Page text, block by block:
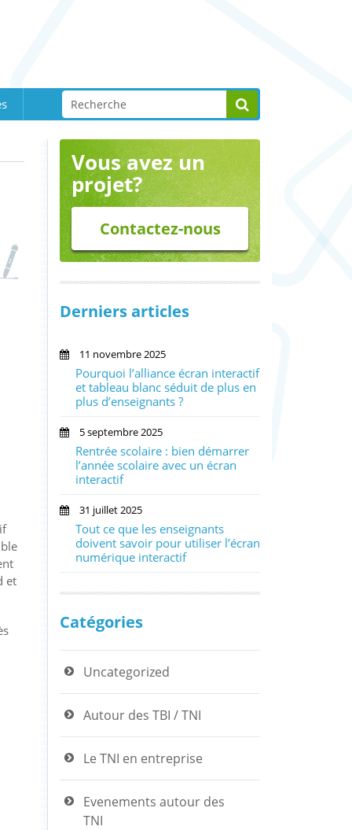
et
Vous avez un
projet?
Contactez-nous
Derniers articles
11 novembre 2025
Pourquoi l’alliance écran interactif
et tableau blanc séduit de plus en
plus d’enseignants ?
5 septembre 2025
Rentrée scolaire : bien démarrer
l’année scolaire avec un écran
interactif
31 juillet 2025
Tout ce que les enseignants
doivent savoir pour utiliser l’écran
numérique interactif
Catégories
Uncategorized
Autour des TBI / TNI
Le TNI en entreprise
Evenements autour des
TNI